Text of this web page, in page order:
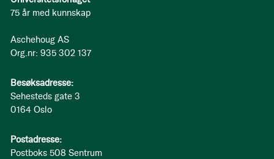
75 år med kunnskap
Aschehoug AS
Org.nr: 935 302 137
Besøksadresse:
Sehesteds gate 3
0164 Oslo
Postadresse:
Postboks 508 Sentrum